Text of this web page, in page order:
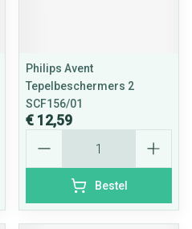
Philips Avent
Tepelbeschermers 2
SCF156/01
€ 12,59
Bestel